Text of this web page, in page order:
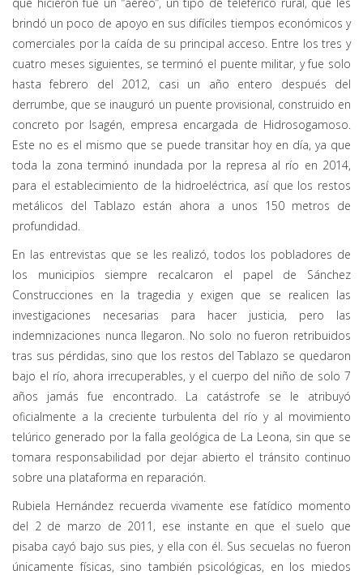
brindó un poco de apoyo en sus difíciles tiempos económicos y
comerciales por la caída de su principal acceso. Entre los tres y
cuatro meses siguientes, se terminó el puente militar, y fue solo
hasta febrero del 2012, casi un año entero después del
derrumbe, que se inauguró un puente provisional, construido en
concreto por Isagén, empresa encargada de Hidrosogamoso.
Este no es el mismo que se puede transitar hoy en día, ya que
toda la zona terminó inundada por la represa al río en 2014,
para el establecimiento de la hidroeléctrica, así que los restos
metálicos del Tablazo están ahora a unos 150 metros de
profundidad.
En las entrevistas que se les realizó, todos los pobladores de
los municipios siempre recalcaron el papel de Sánchez
Construcciones en la tragedia y exigen que se realicen las
investigaciones necesarias para hacer justicia, pero las
indemnizaciones nunca llegaron. No solo no fueron retribuidos
tras sus pérdidas, sino que los restos del Tablazo se quedaron
bajo el río, ahora irrecuperables, y el cuerpo del niño de solo 7
años jamás fue encontrado. La catástrofe se le atribuyó
oficialmente a la creciente turbulenta del río y al movimiento
telúrico generado por la falla geológica de La Leona, sin que se
tomara responsabilidad por dejar abierto el tránsito continuo
sobre una plataforma en reparación.
Rubiela Hernández recuerda vivamente ese fatídico momento
del 2 de marzo de 2011, ese instante en que el suelo que
pisaba cayó bajo sus pies, y ella con él. Sus secuelas no fueron
únicamente físicas, sino también psicológicas, en los miedos